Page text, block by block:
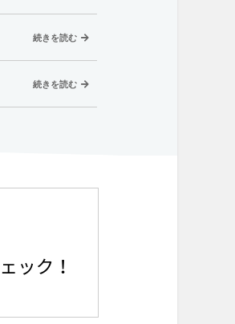
続きを読む
続きを読む